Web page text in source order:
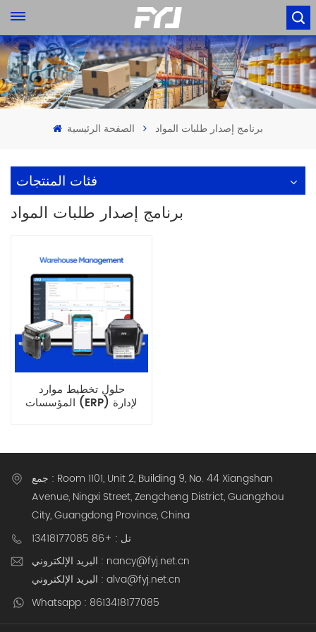
الصفحة الرئيسية برنامج إصدار طلبات المواد
فئات المنتجات
برنامج إصدار طلبات المواد
حلول تخطيط موارد
المؤسسات (ERP) لإدارة
جمع : Room 1101, Unit 2, Building 9, No. 44 Xiangshan
Avenue, Ningxi Street, Zengcheng District, Guangzhou
City, Guangdong Province, China
تل : +86 13418177085
البريد الإلكتروني : nancy@fyj.net.cn
البريد الإلكتروني : alva@fyj.net.cn
Whatsapp : 8613418177085